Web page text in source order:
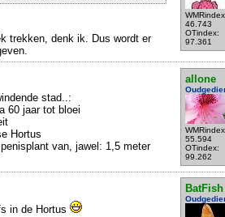
46.743
OTindex:
97.361
trekken, denk ik. Dus wordt er
allone
55.594
OTindex:
99.262
stad..:
60 jaar tot bloei
Hortus
van, jawel: 1,5 meter
BatFish
in de Hortus